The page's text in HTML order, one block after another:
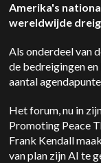
Amerika's
wereldwijde
Als onderdeel van
de bedreigingen
aantal
Het forum, nu in
Promoting Peace
Frank Kendall
van plan zijn AI te